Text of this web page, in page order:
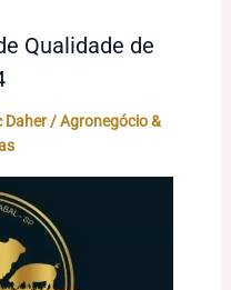
Qualidade de
Daher /Agronegócio &